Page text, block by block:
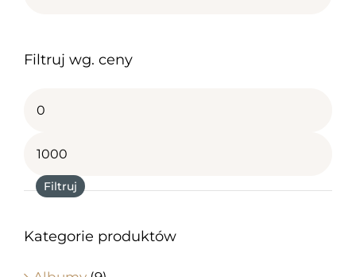
Filtruj wg. ceny
Filtruj
Kategorie produktów